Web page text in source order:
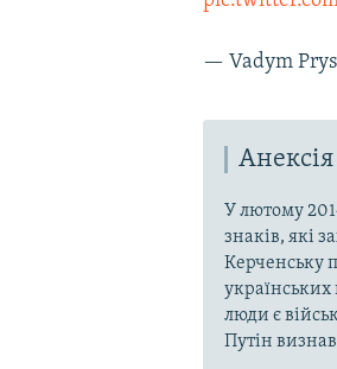
— Vadym
У лютому
знаків, які
Керченську
українських
люди є
Путін